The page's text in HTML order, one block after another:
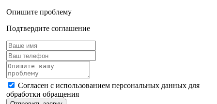
Опишите проблему
Подтвердите соглашение
Согласен с использованием персональных данных для
обработки обращения